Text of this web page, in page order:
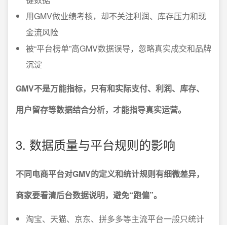
用GMV做业绩考核，却不关注利润、库存压力和现
金流风险
被“平台榜单”高GMV数据误导，忽略真实成交和品牌
沉淀
GMV不是万能指标，只有和实际支付、利润、库存、
用户留存等数据结合分析，才能指导真实运营。
3. 数据质量与平台规则的影响
不同电商平台对GMV的定义和统计规则有细微差异，
商家要看清后台数据说明，避免“跑偏”。
淘宝、天猫、京东、拼多多等主流平台一般只统计